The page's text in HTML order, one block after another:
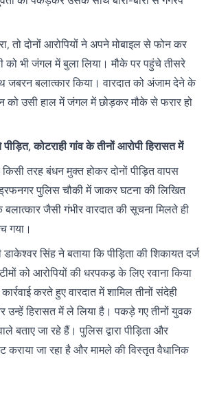
तो दोनों आरोपियों ने अपने मोबाइल से फोन कर
भी जंगल में बुला लिया। मौके पर पहुंचे तीसरे
जबरन बलात्कार किया। वारदात को अंजाम देने के
को उसी हाल में जंगल में छोड़कर मौके से फरार हो
कोटराही गांव के तीनों आरोपी हिरासत में
तरह बंधन मुक्त होकर दोनों पीड़ित वापस
पुलिस चौकी में जाकर घटना की लिखित
जैसी गंभीर वारदात की सूचना मिलते ही
गया।
सिंह ने बताया कि पीड़िता की शिकायत दर्ज
को आरोपियों की धरपकड़ के लिए रवाना किया
करते हुए वारदात में शामिल तीनों संदेही
उन्हें हिरासत में ले लिया है। पकड़े गए तीनों युवक
बताए जा रहे हैं। पुलिस द्वारा पीड़िता और
कराया जा रहा है और मामले की विस्तृत वैधानिक